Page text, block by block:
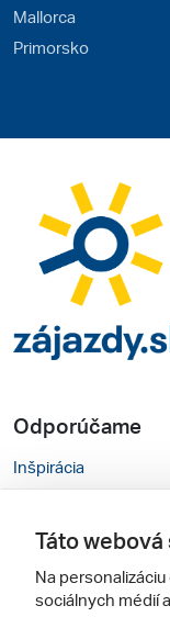
Mallorca
Primorsko
Odporúčame
Inšpirácia
Cestovné kancelárie
Zájezdy.cz
Táto
Na
sociálnych médií